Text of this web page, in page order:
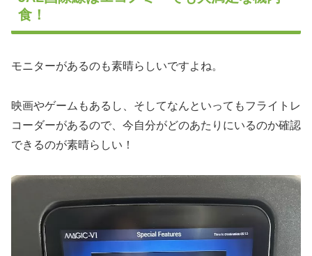
食！
モニターがあるのも素晴らしいですよね。
映画やゲームもあるし、そしてなんといってもフライトレ
コーダーがあるので、今自分がどのあたりにいるのか確認
できるのが素晴らしい！